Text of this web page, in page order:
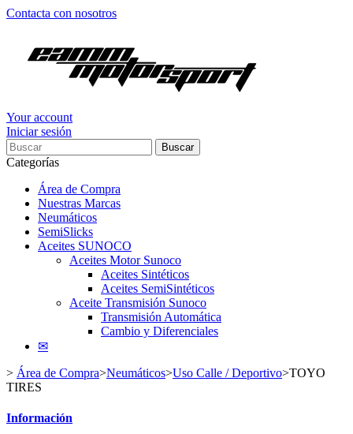
Contacta con nosotros
Your account
Iniciar sesión
Buscar
Categorías
Área de Compra
Nuestras Marcas
Neumáticos
SemiSlicks
Aceites SUNOCO
Aceites Motor Sunoco
Aceites Sintéticos
Aceites SemiSintéticos
Aceite Transmisión Sunoco
Transmisión Automática
Cambio y Diferenciales
✉
> Área de Compra>Neumáticos>Uso Calle / Deportivo>TOYO
TIRES
Información